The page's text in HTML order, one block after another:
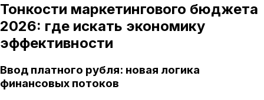
Тонкости маркетингового бюджета
2026: где искать экономику
эффективности
Ввод платного рубля: новая логика
финансовых потоков